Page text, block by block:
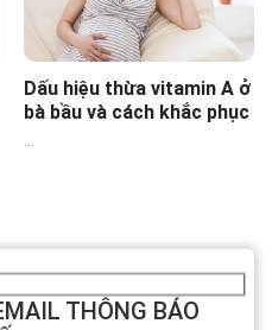
Dấu hiệu thừa vitamin A ở
bà bầu và cách khắc phục
THÔNG BÁO